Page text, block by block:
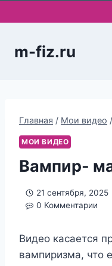
к
m-fiz.ru
Главная / Мои видео /
МОИ ВИДЕО
Вампир-
21 сентября, 2025
0 Комментарии
Видео касается
вампиризма, что